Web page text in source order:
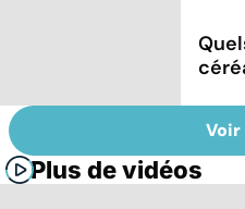
Voir
Plus de vidéos